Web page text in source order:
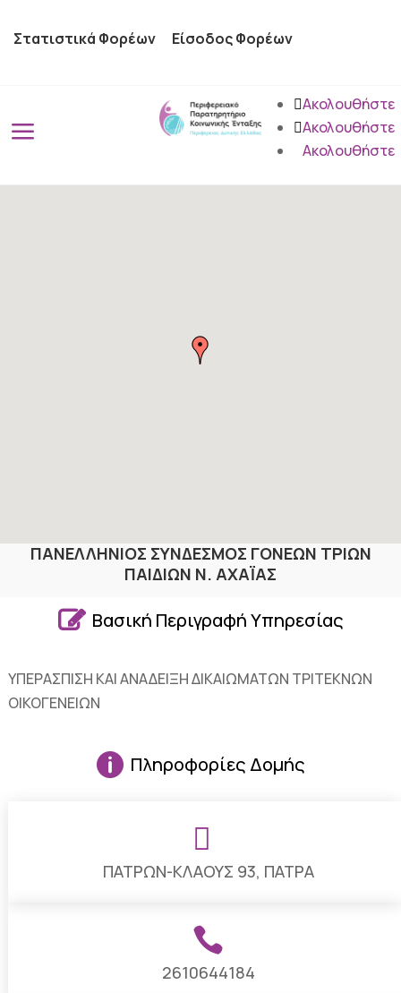
Στατιστικά Φορέων Είσοδος Φορέων
a
Ακολουθήστε
Ακολουθήστε
Ακολουθήστε
ΠΑΝΕΛΛΗΝΙΟΣ ΣΥΝΔΕΣΜΟΣ ΓΟΝΕΩΝ ΤΡΙΩΝ
ΠΑΙΔΙΩΝ Ν. ΑΧΑΪΑΣ
 Βασική Περιγραφή Υπηρεσίας
ΥΠΕΡΑΣΠΙΣΗ ΚΑΙ ΑΝΑΔΕΙΞΗ ΔΙΚΑΙΩΜΑΤΩΝ ΤΡΙΤΕΚΝΩΝ
ΟΙΚΟΓΕΝΕΙΩΝ
 Πληροφορίες Δομής

ΠΑΤΡΩΝ-ΚΛΑΟΥΣ 93, ΠΑΤΡΑ

2610644184